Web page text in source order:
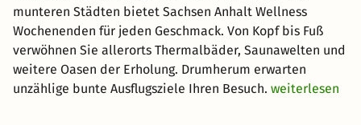
munteren Städten bietet Sachsen Anhalt Wellness
Wochenenden für jeden Geschmack. Von Kopf bis Fuß
verwöhnen Sie allerorts Thermalbäder, Saunawelten und
weitere Oasen der Erholung. Drumherum erwarten
unzählige bunte Ausflugsziele Ihren Besuch. weiterlesen